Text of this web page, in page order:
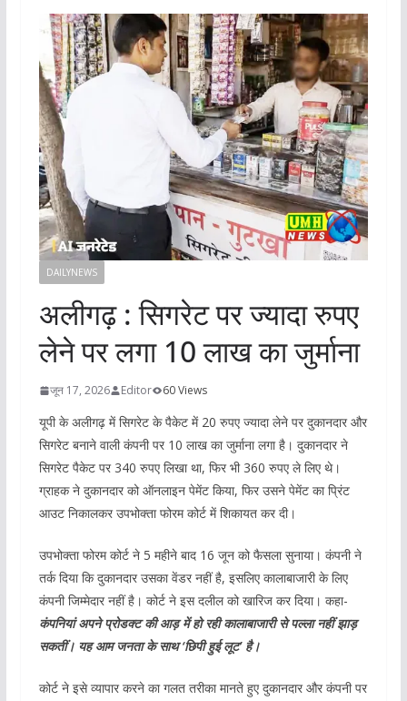
DAILYNEWS
अलीगढ़ : सिगरेट पर ज्यादा रुपए
लेने पर लगा 10 लाख का जुर्माना
जून 17, 2026 Editor 60 Views
यूपी के अलीगढ़ में सिगरेट के पैकेट में 20 रुपए ज्यादा लेने पर दुकानदार और
सिगरेट बनाने वाली कंपनी पर 10 लाख का जुर्माना लगा है। दुकानदार ने
सिगरेट पैकेट पर 340 रुपए लिखा था, फिर भी 360 रुपए ले लिए थे।
ग्राहक ने दुकानदार को ऑनलाइन पेमेंट किया, फिर उसने पेमेंट का प्रिंट
आउट निकालकर उपभोक्ता फोरम कोर्ट में शिकायत कर दी।
उपभोक्ता फोरम कोर्ट ने 5 महीने बाद 16 जून को फैसला सुनाया। कंपनी ने
तर्क दिया कि दुकानदार उसका वेंडर नहीं है, इसलिए कालाबाजारी के लिए
कंपनी जिम्मेदार नहीं है। कोर्ट ने इस दलील को खारिज कर दिया। कहा-
कंपनियां अपने प्रोडक्ट की आड़ में हो रही कालाबाजारी से पल्ला नहीं झाड़
सकतीं। यह आम जनता के साथ ‘छिपी हुई लूट’ है।
कोर्ट ने इसे व्यापार करने का गलत तरीका मानते हुए दुकानदार और कंपनी पर